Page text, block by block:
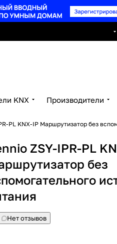
KNX Производители
PL KNX-IP Маршрутизатор без
ZSY-IPR-PL
без
Нет отзывов